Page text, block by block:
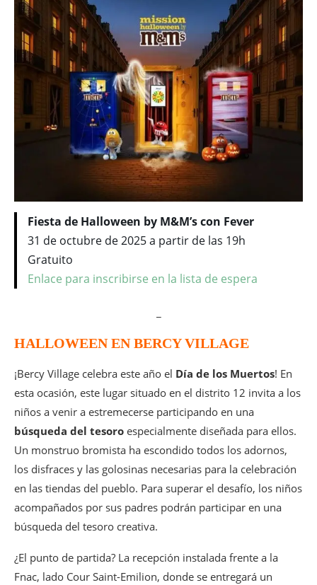
Fiesta de Halloween by M&M’s con Fever
31 de octubre de 2025 a partir de las 19h
Gratuito
Enlace para inscribirse en la lista de espera
HALLOWEEN EN BERCY VILLAGE
¡Bercy Village celebra este año el Día de los Muertos! En
esta ocasión, este lugar situado en el distrito 12 invita a los
niños a venir a estremecerse participando en una
búsqueda del tesoro especialmente diseñada para ellos.
Un monstruo bromista ha escondido todos los adornos,
los disfraces y las golosinas necesarias para la celebración
en las tiendas del pueblo. Para superar el desafío, los niños
acompañados por sus padres podrán participar en una
búsqueda del tesoro creativa.
¿El punto de partida? La recepción instalada frente a la
Fnac, lado Cour Saint-Emilion, donde se entregará un